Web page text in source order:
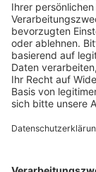
und Erft
Anzeige
Arbeitgeber